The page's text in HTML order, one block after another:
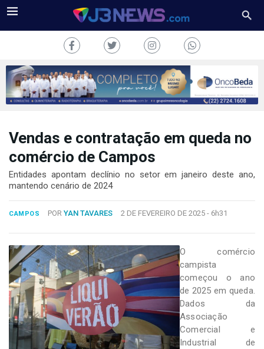
J3NEWS
COLUNAS
FALE
Copyright
2024
Desenvolvido
por
Hesea
Tecnologia
Sistemas
Vendas e contratação em queda no
comércio de Campos
Entidades apontam declínio no setor em janeiro deste ano,
mantendo cenário de 2024
CAMPOS POR YAN TAVARES 2 DE FEVEREIRO DE 2025 - 6h31
O comércio
campista
começou o ano
de 2025 em queda.
Dados da
Associação
Comercial e
Industrial de